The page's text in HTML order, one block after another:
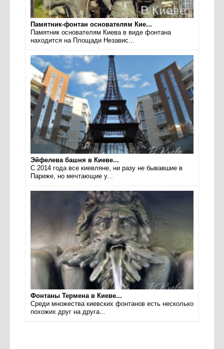
Памятник-фонтан основателям Кие...
Памятник основателям Киева в виде фонтана
находится на Площади Независ...
Эйфелева башня в Киеве...
С 2014 года все киевляне, ни разу не бывавшие в
Париже, но мечтающие у...
Фонтаны Термена в Киеве...
Среди множества киевских фонтанов есть несколько
похожих друг на друга...